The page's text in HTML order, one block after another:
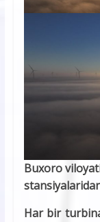
Buxoro
Har bir